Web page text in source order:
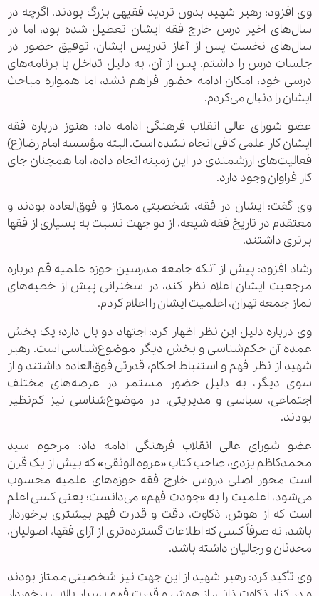
وی افزود: رهبر شهید بدون تردید فقیهی بزرگ بودند. اگرچه در
سال‌های اخیر درس خارج فقه ایشان تعطیل شده بود، اما در
سال‌های نخست پس از آغاز تدریس ایشان، توفیق حضور در
جلسات درس را داشتم. پس از آن، به دلیل تداخل با برنامه‌های
درسی خود، امکان ادامه حضور فراهم نشد، اما همواره مباحث
ایشان را دنبال می‌کردم.
عضو شورای عالی انقلاب فرهنگی ادامه داد: هنوز درباره فقه
ایشان کار علمی کافی انجام نشده است. البته مؤسسه امام رضا(ع)
فعالیت‌های ارزشمندی در این زمینه انجام داده، اما همچنان جای
کار فراوان وجود دارد.
وی گفت: ایشان در فقه، شخصیتی ممتاز و فوق‌العاده بودند و
معتقدم در تاریخ فقه شیعه، از دو جهت نسبت به بسیاری از فقها
برتری داشتند.
رشاد افزود: پیش از آنکه جامعه مدرسین حوزه علمیه قم درباره
مرجعیت ایشان اعلام نظر کند، در سخنرانی پیش از خطبه‌های
نماز جمعه تهران، اعلمیت ایشان را اعلام کردم.
وی درباره دلیل این نظر اظهار کرد: اجتهاد دو بال دارد؛ یک بخش
عمده آن حکم‌شناسی و بخش دیگر موضوع‌شناسی است. رهبر
شهید از نظر فهم و استنباط احکام، قدرتی فوق‌العاده داشتند و از
سوی دیگر، به دلیل حضور مستمر در عرصه‌های مختلف
اجتماعی، سیاسی و مدیریتی، در موضوع‌شناسی نیز کم‌نظیر
بودند.
عضو شورای عالی انقلاب فرهنگی ادامه داد: مرحوم سید
محمدکاظم یزدی، صاحب کتاب «عروه الوثقی» که بیش از یک قرن
است محور اصلی دروس خارج فقه حوزه‌های علمیه محسوب
می‌شود، اعلمیت را به «جودت فهم» می‌دانست؛ یعنی کسی اعلم
است که از هوش، ذکاوت، دقت و قدرت فهم بیشتری برخوردار
باشد، نه صرفاً کسی که اطلاعات گسترده‌تری از آرای فقها، اصولیان،
محدثان و رجالیان داشته باشد.
وی تأکید کرد: رهبر شهید از این جهت نیز شخصیتی ممتاز بودند